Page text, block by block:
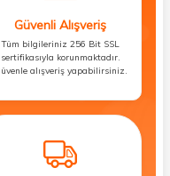
Güvenli Alışveriş
Tüm bilgileriniz 256 Bit SSL
sertifikasıyla korunmaktadır.
alışveriş yapabilirsiniz.